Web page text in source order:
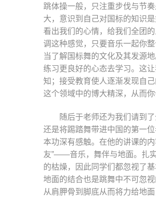
跳体操一般，只注重步伐与节
大，意识到自己对国标的知识
看出我们的心情，给我们全团
调这种感觉，只要音乐一起你
当了解国标舞的文化及其发源
练习更良好的心态去学习。这
知；接受教育使人逐渐发现自
这个领域中的博大精深，从而
随后于老师还为我们请到
还是将踢踏舞带进中国的第一
本功深有感触。在他的讲课的
友”——音乐，舞伴与地面。扎
的枯燥，因此同学们都忽视了
地面的结合也是跳舞中不可忽
从肩胛骨到脚底从而将力给地